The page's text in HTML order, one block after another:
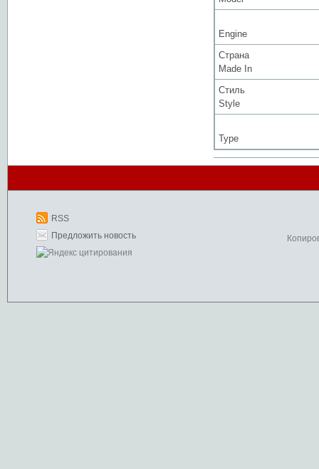
Engine
Страна
Made In
Стиль
Style
Type
RSS
Предложить новость